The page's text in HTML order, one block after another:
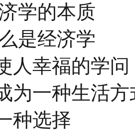
学的本质
是经济学
人幸福的学问
为一种生活方
种选择